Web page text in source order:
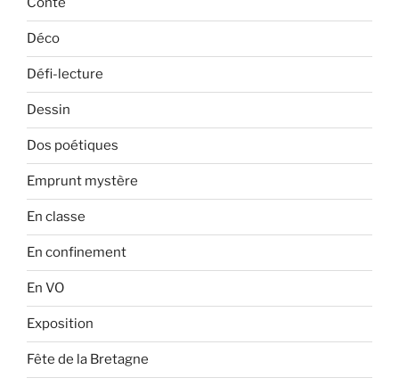
Déco
Défi-lecture
Dessin
Dos poétiques
Emprunt mystère
En classe
En confinement
En VO
Exposition
Fête de la Bretagne